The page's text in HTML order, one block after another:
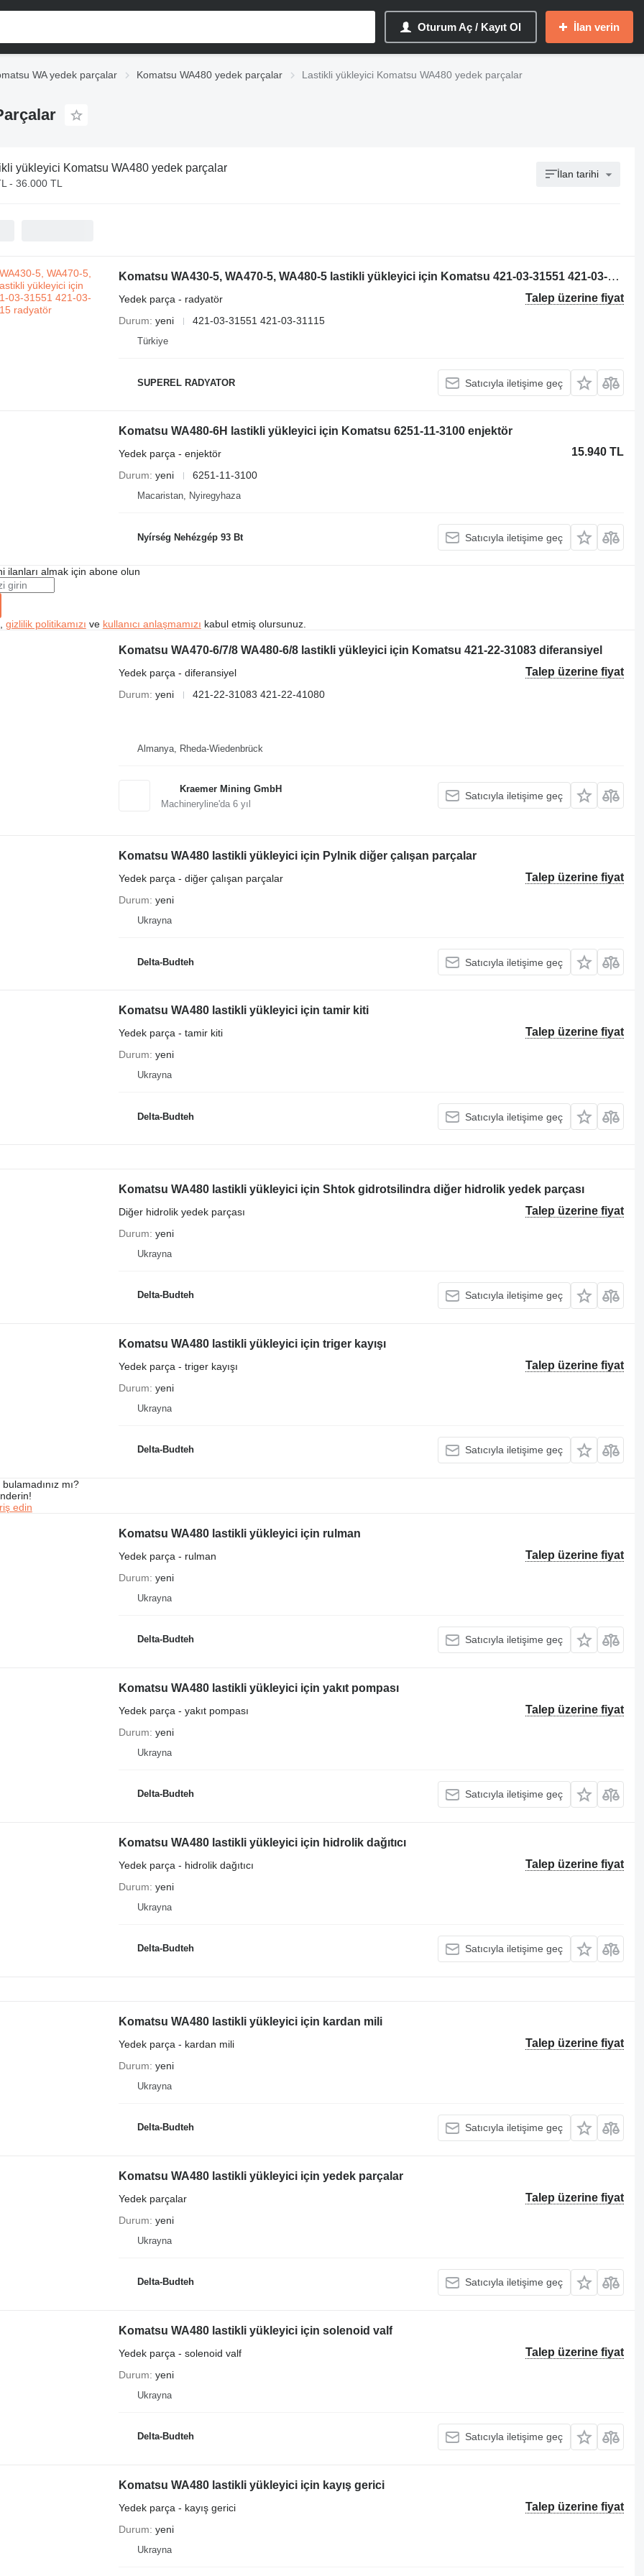
Oturum Aç / Kayıt Ol İlan verin
WA yedek parçalar Komatsu WA480 yedek parçalar Lastikli yükleyici Komatsu WA480 yedek parçalar
yükleyici Komatsu WA480 yedek parçalar
- 36.000 TL
İlan tarihi
Komatsu WA430-5, WA470-5, WA480-5 lastikli yükleyici için Komatsu 421-03-31551 421-03-31115 radyatör
Talep üzerine fiyat
Yedek parça - radyatör
Durum yeni 421-03-31551 421-03-31115
Türkiye
SUPEREL RADYATOR Satıcıyla iletişime geç
Komatsu WA480-6H lastikli yükleyici için Komatsu 6251-11-3100 enjektör
15.940 TL
Yedek parça - enjektör
Durum yeni 6251-11-3100
Macaristan, Nyiregyhaza
Nyírség Nehézgép 93 Bt Satıcıyla iletişime geç
ilanları almak için abone olun
gizlilik politikamızı ve kullanıcı anlaşmamızı kabul etmiş olursunuz.
Komatsu WA470-6/7/8 WA480-6/8 lastikli yükleyici için Komatsu 421-22-31083 diferansiyel
Talep üzerine fiyat
Yedek parça - diferansiyel
Durum yeni 421-22-31083 421-22-41080
Almanya, Rheda-Wiedenbrück
Kraemer Mining GmbH
Machineryline'da 6yıl
Satıcıyla iletişime geç
Komatsu WA480 lastikli yükleyici için Pylnik diğer çalışan parçalar
Talep üzerine fiyat
Yedek parça - diğer çalışan parçalar
Durum yeni
Ukrayna
Delta-Budteh Satıcıyla iletişime geç
Komatsu WA480 lastikli yükleyici için tamir kiti
Talep üzerine fiyat
Yedek parça - tamir kiti
Durum yeni
Ukrayna
Delta-Budteh Satıcıyla iletişime geç
Komatsu WA480 lastikli yükleyici için Shtok gidrotsilindra diğer hidrolik yedek parçası
Talep üzerine fiyat
Diğer hidrolik yedek parçası
Durum yeni
Ukrayna
Delta-Budteh Satıcıyla iletişime geç
Komatsu WA480 lastikli yükleyici için triger kayışı
Talep üzerine fiyat
Yedek parça - triger kayışı
Durum yeni
Ukrayna
Delta-Budteh Satıcıyla iletişime geç
mı?
edin
Komatsu WA480 lastikli yükleyici için rulman
Talep üzerine fiyat
Yedek parça - rulman
Durum yeni
Ukrayna
Delta-Budteh Satıcıyla iletişime geç
Komatsu WA480 lastikli yükleyici için yakıt pompası
Talep üzerine fiyat
Yedek parça - yakıt pompası
Durum yeni
Ukrayna
Delta-Budteh Satıcıyla iletişime geç
Komatsu WA480 lastikli yükleyici için hidrolik dağıtıcı
Talep üzerine fiyat
Yedek parça - hidrolik dağıtıcı
Durum yeni
Ukrayna
Delta-Budteh Satıcıyla iletişime geç
Komatsu WA480 lastikli yükleyici için kardan mili
Talep üzerine fiyat
Yedek parça - kardan mili
Durum yeni
Ukrayna
Delta-Budteh Satıcıyla iletişime geç
Komatsu WA480 lastikli yükleyici için yedek parçalar
Talep üzerine fiyat
Yedek parçalar
Durum yeni
Ukrayna
Delta-Budteh Satıcıyla iletişime geç
Komatsu WA480 lastikli yükleyici için solenoid valf
Talep üzerine fiyat
Yedek parça - solenoid valf
Durum yeni
Ukrayna
Delta-Budteh Satıcıyla iletişime geç
Komatsu WA480 lastikli yükleyici için kayış gerici
Talep üzerine fiyat
Yedek parça - kayış gerici
Durum yeni
Ukrayna